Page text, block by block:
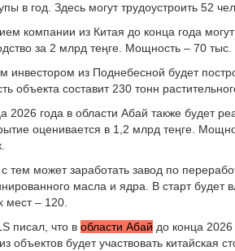
в год. Здесь могут трудоустроить 52
компании из Китая до конца года
за 2 млрд теңге. Мощность – 70
инвестором из Поднебесной будет
объекта составит 230 тонн
2026 года в области Абай также будет
оценивается в 1,2 млрд теңге.
тем может заработать завод по
масла и ядра. В старт будет
мест – 120.
писал, что в области Абай до конца
объектов будет участвовать китайская